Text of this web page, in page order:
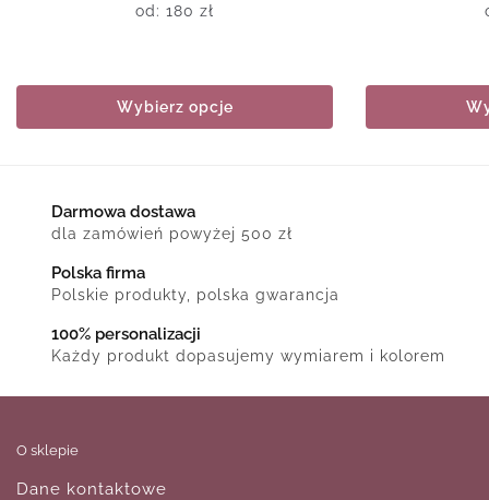
od: 180 zł
Wybierz opcje
Darmowa dostawa
dla zamówień powyżej 500 zł
Polska firma
Polskie produkty, polska gwarancja
100% personalizacji
Każdy produkt dopasujemy wymiarem i kolorem
O sklepie
Dane kontaktowe